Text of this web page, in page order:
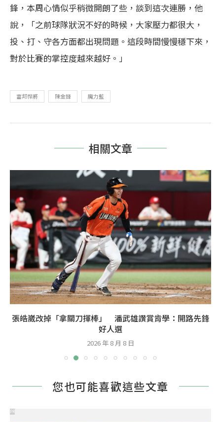
鋒，本周心情似乎稍微開朗了些，談到這次連勝，他
說，「之前球隊狀況不好的時候，大家壓力都很大，
投、打、守各方面都出現問題。這段時間慢慢穩下來，
對於比賽的掌控度越來越好。」
富邦悍將 陳金鋒 魔力藍
相關文章
張皓崴改掉「拿關刀揮棒」 潘武雄讚賞肯學：開路先鋒
好人選
2026 年 8 月 8 日
您也可能喜歡這些文章
PR